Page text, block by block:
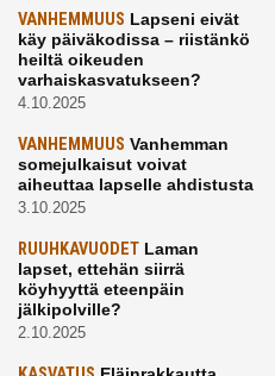
VANHEMMUUS Lapseni eivät
käy päiväkodissa – riistänkö
heiltä oikeuden
varhaiskasvatukseen?
4.10.2025
VANHEMMUUS Vanhemman
somejulkaisut voivat
aiheuttaa lapselle ahdistusta
3.10.2025
RUUHKAVUODET Laman
lapset, ettehän siirrä
köyhyyttä eteenpäin
jälkipolville?
2.10.2025